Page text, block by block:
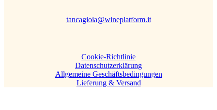
tancagioia@wineplatform.it
Cookie-Richtlinie
Datenschutzerklärung
Allgemeine Geschäftsbedingungen
Lieferung & Versand